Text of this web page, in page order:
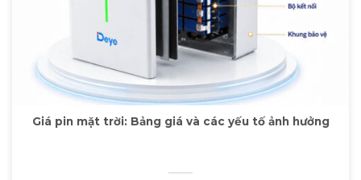
Giá pin mặt trời: Bảng giá và các yếu tố ảnh hưởng